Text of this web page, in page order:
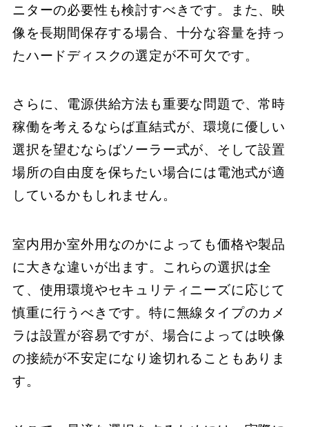
ニターの必要性も検討すべきです。また、映
像を長期間保存する場合、十分な容量を持っ
たハードディスクの選定が不可欠です。
さらに、電源供給方法も重要な問題で、常時
稼働を考えるならば直結式が、環境に優しい
選択を望むならばソーラー式が、そして設置
場所の自由度を保ちたい場合には電池式が適
しているかもしれません。
室内用か室外用なのかによっても価格や製品
に大きな違いが出ます。これらの選択は全
て、使用環境やセキュリティニーズに応じて
慎重に行うべきです。特に無線タイプのカメ
ラは設置が容易ですが、場合によっては映像
の接続が不安定になり途切れることもありま
す。